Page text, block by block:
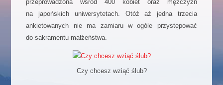
przeprowadzona wśród 400 kobiet oraz mężczyzn
na japońskich uniwersytetach. Otóż aż jedna trzecia
ankietowanych nie ma zamiaru w ogóle przystępować
do sakramentu małżeństwa.
Czy chcesz wziąć ślub?